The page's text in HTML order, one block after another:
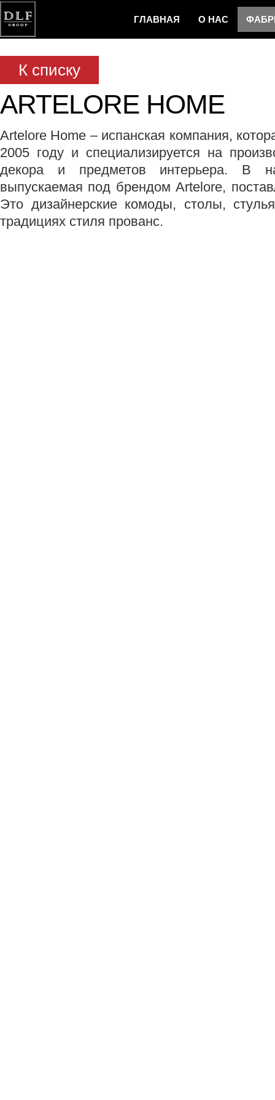
ГЛАВНАЯ О НАС
К списку
ARTELORE HOME
Artelore Home – испанская компания,
2005 году и специализируется на
декора и предметов интерьера. В
выпускаемая под брендом Artelore,
Это дизайнерские комоды, столы,
традициях стиля прованс.